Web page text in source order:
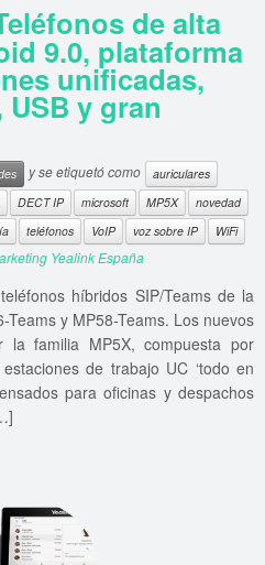
de alta
9.0, plataforma
unificadas,
y gran
y se etiquetó como
auriculares
DECT IP microsoft MP5X
novedad
teléfonos VoIP voz sobre IP
WiFi
Yealink España
híbridos SIP/Teams de la
y MP58-Teams. Los nuevos
la familia MP5X, compuesta por
de trabajo UC ‘todo en
para oficinas y despachos